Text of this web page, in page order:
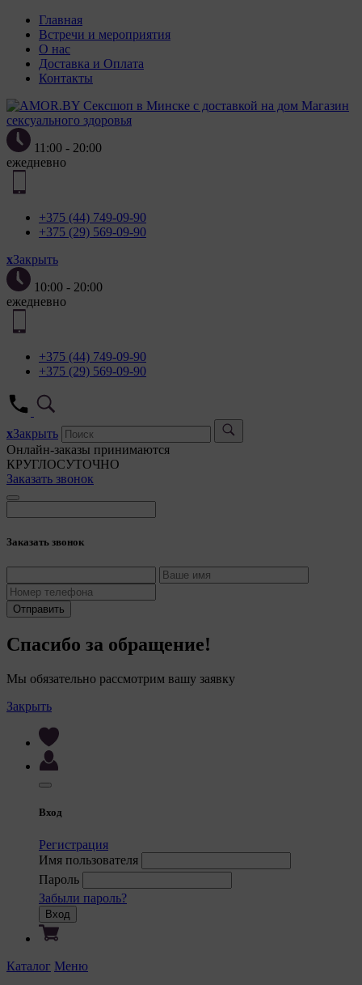
Главная
Встречи и мероприятия
О нас
Доставка и Оплата
Контакты
Магазин
сексуального здоровья
11:00 - 20:00
ежедневно
+375 (44) 749-09-90
+375 (29) 569-09-90
xЗакрыть
10:00 - 20:00
ежедневно
+375 (44) 749-09-90
+375 (29) 569-09-90
xЗакрыть
Онлайн-заказы принимаются
КРУГЛОСУТОЧНО
Заказать звонок
Заказать звонок
Отправить
Спасибо за обращение!
Мы обязательно рассмотрим вашу заявку
Закрыть
Вход
Регистрация
Имя пользователя
Пароль
Забыли пароль?
Вход
Каталог Меню